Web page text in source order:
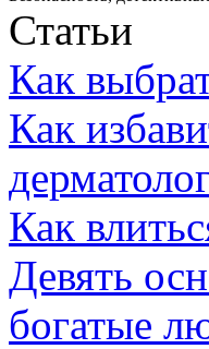
Статьи
Как
Как
Как
Девять
богатые